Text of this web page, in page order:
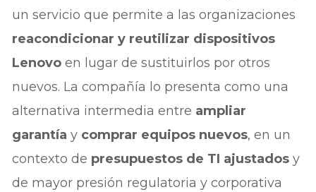
un servicio que permite a las organizaciones
reacondicionar y reutilizar dispositivos
Lenovo en lugar de sustituirlos por otros
nuevos. La compañía lo presenta como una
alternativa intermedia entre ampliar
garantía y comprar equipos nuevos, en un
contexto de presupuestos de TI ajustados y
de mayor presión regulatoria y corporativa